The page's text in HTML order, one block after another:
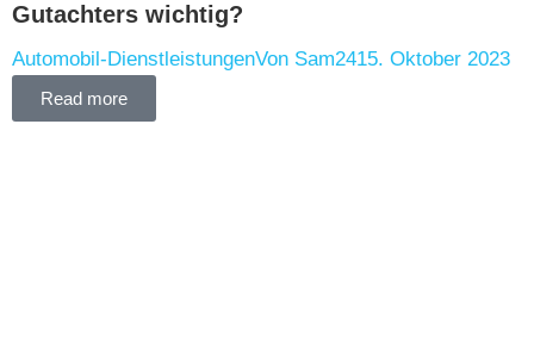
Gutachters wichtig?
Automobil-DienstleistungenVon Sam2415. Oktober 2023
Read more